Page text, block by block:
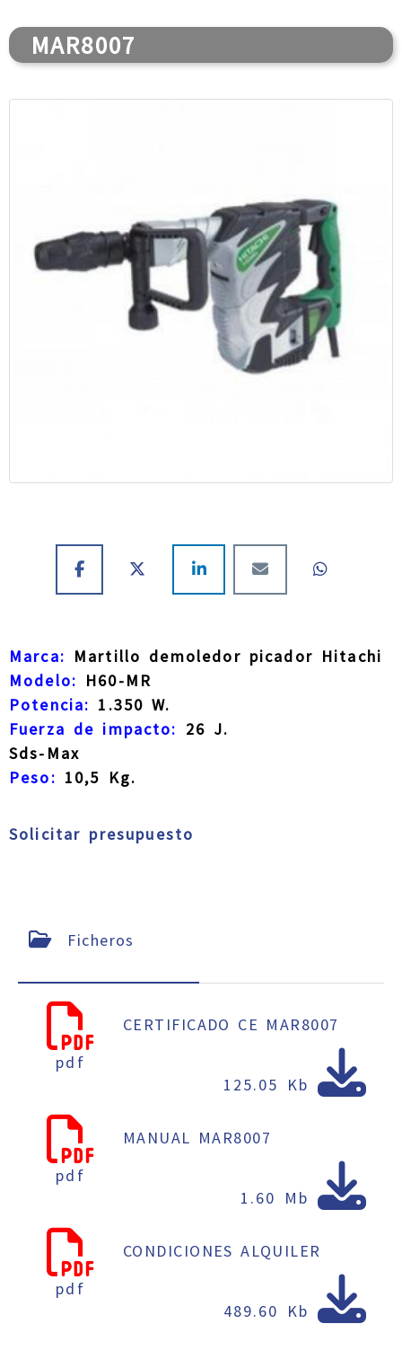
MAR8007
Marca: Martillo demoledor picador Hitachi
Modelo: H60-MR
Potencia: 1.350 W.
Fuerza de impacto: 26 J.
Sds-Max
Peso: 10,5 Kg.
Solicitar presupuesto
Ficheros
pdf
CERTIFICADO CE MAR8007
125.05 Kb
pdf
MANUAL MAR8007
1.60 Mb
pdf
CONDICIONES ALQUILER
489.60 Kb